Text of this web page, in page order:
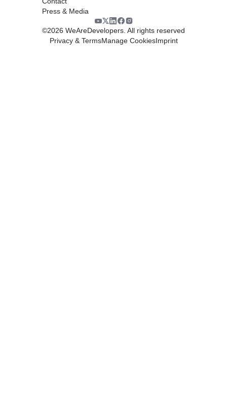
Press & Media
©2026 WeAreDevelopers. All rights reserved
Privacy & TermsManage CookiesImprint